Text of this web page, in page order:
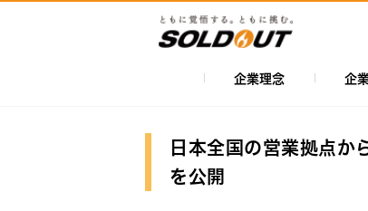
ン
ナ
企業理念 企
日本全国の営業拠点か
を公開